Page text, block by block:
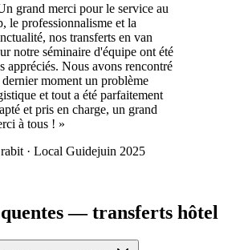
grand merci pour le service au
le professionnalisme et la
nos transferts en van
notre séminaire d'équipe ont été
appréciés. Nous avons rencontré
dernier moment un problème
et tout a été parfaitement
et pris en charge, un grand
à tous ! »
· Local Guidejuin 2025
— transferts hôtel